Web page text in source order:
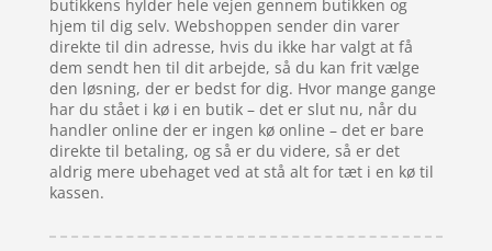
butikkens hylder hele vejen gennem butikken og
hjem til dig selv. Webshoppen sender din varer
direkte til din adresse, hvis du ikke har valgt at få
dem sendt hen til dit arbejde, så du kan frit vælge
den løsning, der er bedst for dig. Hvor mange gange
har du stået i kø i en butik – det er slut nu, når du
handler online der er ingen kø online – det er bare
direkte til betaling, og så er du videre, så er det
aldrig mere ubehaget ved at stå alt for tæt i en kø til
kassen.